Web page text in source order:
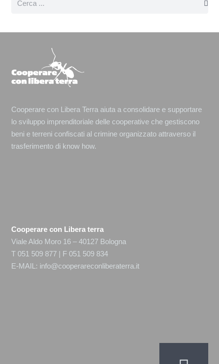
Cooperare con Libera Terra aiuta a consolidare e supportare
lo sviluppo imprenditoriale delle cooperative che gestiscono
beni e terreni confiscati al crimine organizzato attraverso il
trasferimento di know how.
Cooperare con Libera terra
Viale Aldo Moro 16 – 40127 Bologna
T 051 509 877 | F 051 509 834
E-MAIL: info@cooperareconliberaterra.it